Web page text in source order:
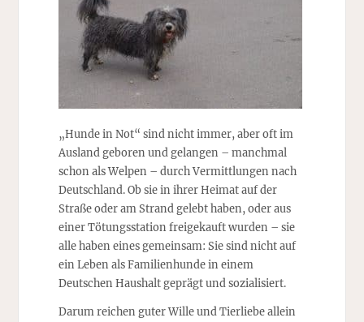
„Hunde in Not“ sind nicht immer, aber oft im
Ausland geboren und gelangen – manchmal
schon als Welpen – durch Vermittlungen nach
Deutschland. Ob sie in ihrer Heimat auf der
Straße oder am Strand gelebt haben, oder aus
einer Tötungsstation freigekauft wurden – sie
alle haben eines gemeinsam: Sie sind nicht auf
ein Leben als Familienhunde in einem
Deutschen Haushalt geprägt und sozialisiert.
Darum reichen guter Wille und Tierliebe allein